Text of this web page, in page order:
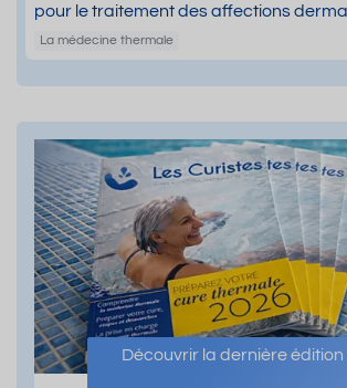
pour le traitement des affections
La médecine thermale
Découvrir la dernière